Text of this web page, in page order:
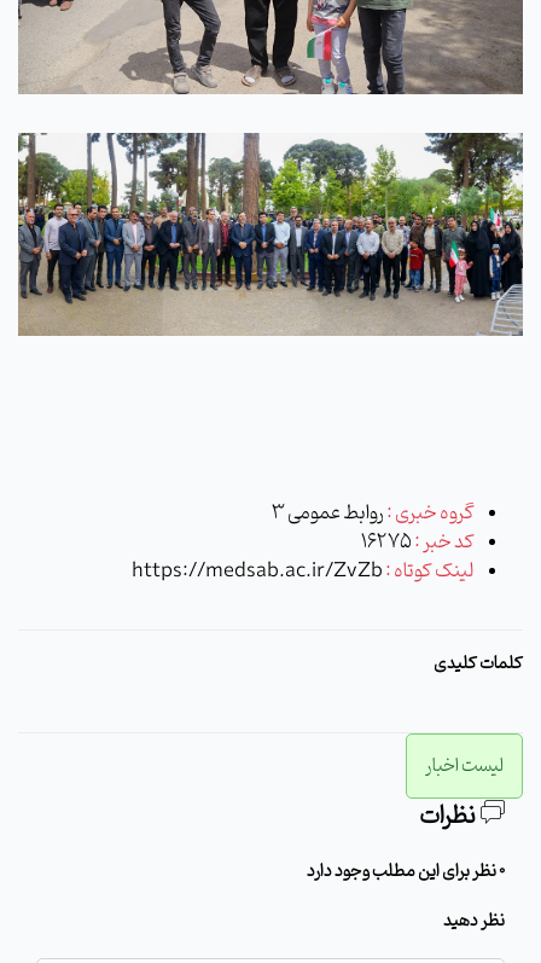
گروه خبری :روابط عمومی 3
کد خبر :16275
لینک کوتاه :https://medsab.ac.ir/ZvZb
کلمات کلیدی
لیست اخبار
نظرات
0 نظر برای این مطلب وجود دارد
نظر دهید